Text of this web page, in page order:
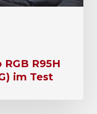
R95H
im Test